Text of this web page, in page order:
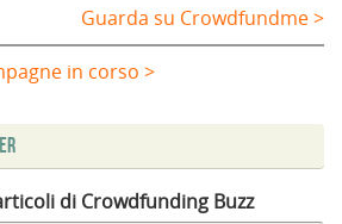
Guarda su Crowdfundme >
in corso >
di Crowdfunding Buzz